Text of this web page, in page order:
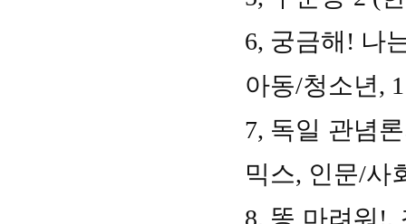
6, 궁금해 ! 나
아동/청소년, 1
7, 독일 관념
믹스, 인문/사
8, 똥 마려워 !,